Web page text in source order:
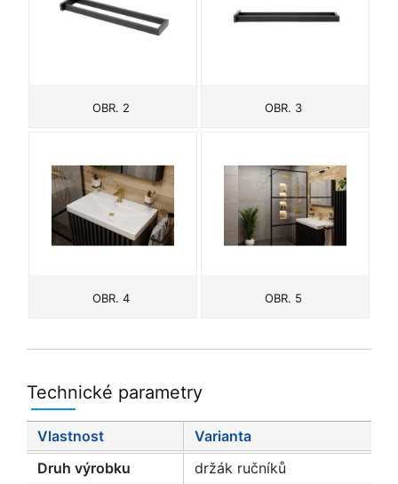
OBR. 2 OBR. 3
OBR. 4 OBR. 5
Technické parametry
Vlastnost
Varianta
Druh výrobku
držák ručníků